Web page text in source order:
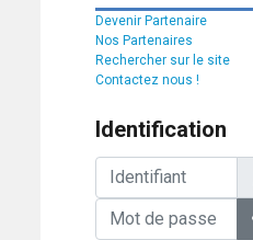
Devenir Partenaire
Nos Partenaires
Rechercher sur le site
Contactez nous !
Identification
Identifiant
Mot de passe